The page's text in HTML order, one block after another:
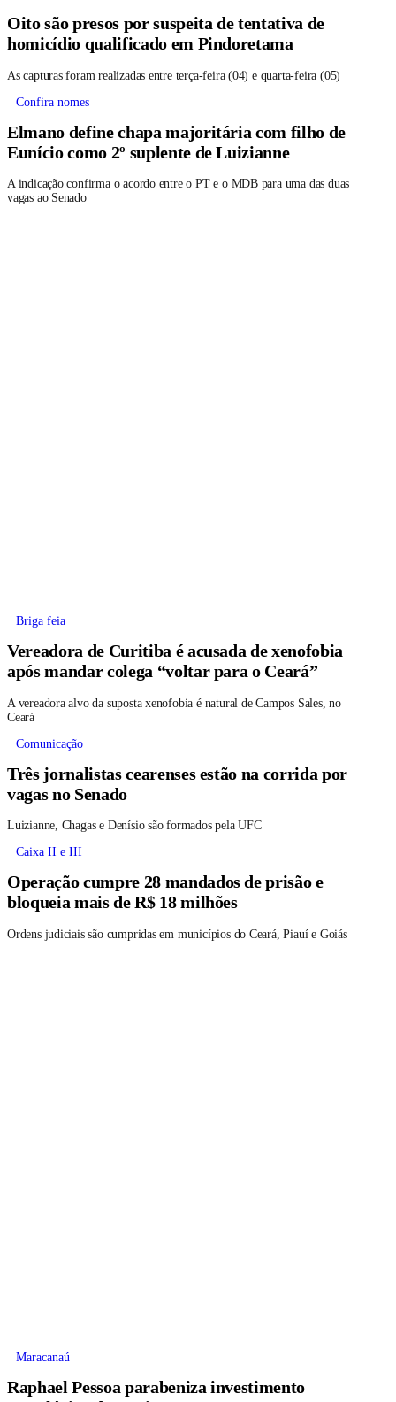
Oito são presos por suspeita de tentativa de
homicídio qualificado em Pindoretama
As capturas foram realizadas entre terça-feira (04) e quarta-feira (05)
Confira nomes
Elmano define chapa majoritária com filho de
Eunício como 2º suplente de Luizianne
A indicação confirma o acordo entre o PT e o MDB para uma das duas
vagas ao Senado
Briga feia
Vereadora de Curitiba é acusada de xenofobia
após mandar colega “voltar para o Ceará”
A vereadora alvo da suposta xenofobia é natural de Campos Sales, no
Ceará
Comunicação
Três jornalistas cearenses estão na corrida por
vagas no Senado
Luizianne, Chagas e Denísio são formados pela UFC
Caixa II e III
Operação cumpre 28 mandados de prisão e
bloqueia mais de R$ 18 milhões
Ordens judiciais são cumpridas em municípios do Ceará, Piauí e Goiás
Maracanaú
Raphael Pessoa parabeniza investimento